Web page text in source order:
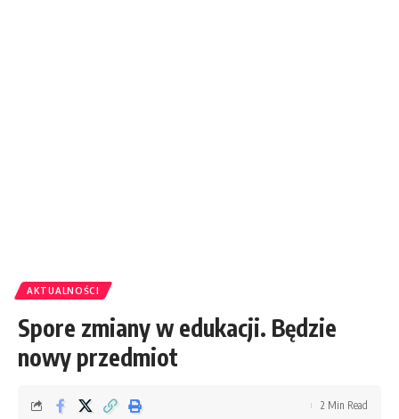
AKTUALNOŚCI
Spore zmiany w edukacji. Będzie
nowy przedmiot
2 Min Read